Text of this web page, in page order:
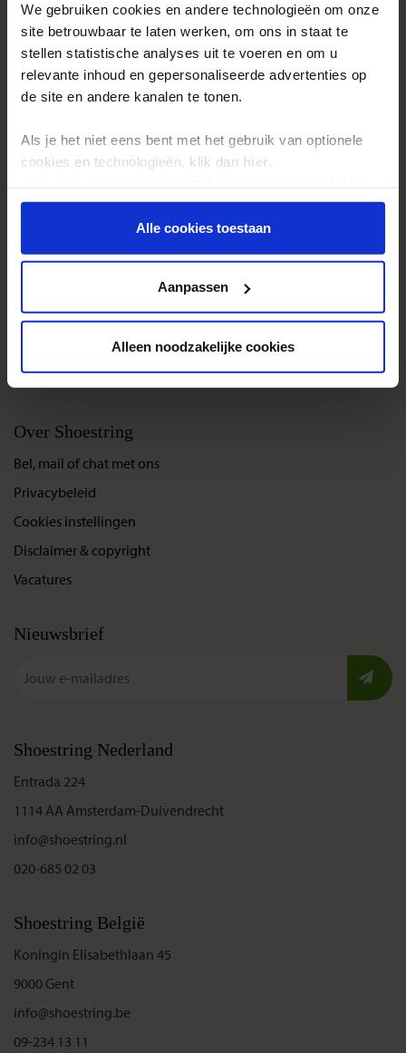
We gebruiken cookies en andere technologieën om onze
site betrouwbaar te laten werken, om ons in staat te
stellen statistische analyses uit te voeren en om u
relevante inhoud en gepersonaliseerde advertenties op
de site en andere kanalen te tonen.
Als je het niet eens bent met het gebruik van optionele
cookies en technologieën, klik dan hier .
onder aan de pagina op elk gewenst moment voor de
toekomst wijzigen.Alle cookies toestaan
Aanpassen
Alleen noodzakelijke cookies
De belangrijkste info op een rij
Bestemmingen
Duurzaam reizen
Reis- en annuleringsvoorwaarden
Veelgestelde vragen
Inloggen op mijn.Shoestring
Groepsreizen
Festivalreizen
Gegarandeerde reizen
Nieuwe reizen
Over Shoestring
Bel, mail of chat met ons
Privacybeleid
Cookies instellingen
Disclaimer & copyright
Vacatures
Nieuwsbrief
Shoestring Nederland
Entrada 224
1114 AA Amsterdam-Duivendrecht
info@shoestring.nl
020-685 02 03
Shoestring België
Koningin Elisabethlaan 45
9000 Gent
info@shoestring.be
09-234 13 11